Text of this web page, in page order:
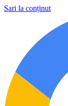
Sari la conținut